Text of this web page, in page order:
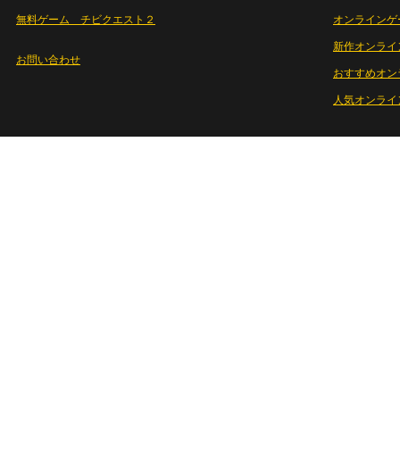
無料ゲーム チビクエスト２
お問い合わせ
オンライン
新作オンライ
おすすめオ
人気オンラ